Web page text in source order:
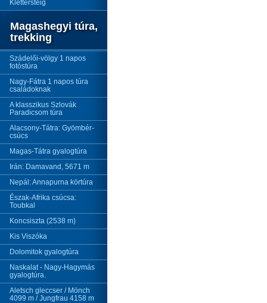
Klettersteig
Magashegyi túra,
trekking
Szádelői-völgy 1 napos
fotóstúra
Nagy-Fátra 1 napos túra
családoknak
A klasszikus Szlovák
Paradicsom túra
Alacsony-Tátra: Gyömbér-
csúcs
Magas-Tátra gyalogtúra
Irán: Damavand, 5671 m
Nepál: Annapurna körtúra
Észak-Afrika csúcsa:
Toubkal
Koncsiszta (2538 m)
Kis Viszóka
Dolomitok gyalogtúra
Naskalat - Nagy-Hagymás
gyalogtúra.
Aletsch gleccser / Mönch
4099 m / Jungfrau 4158 m